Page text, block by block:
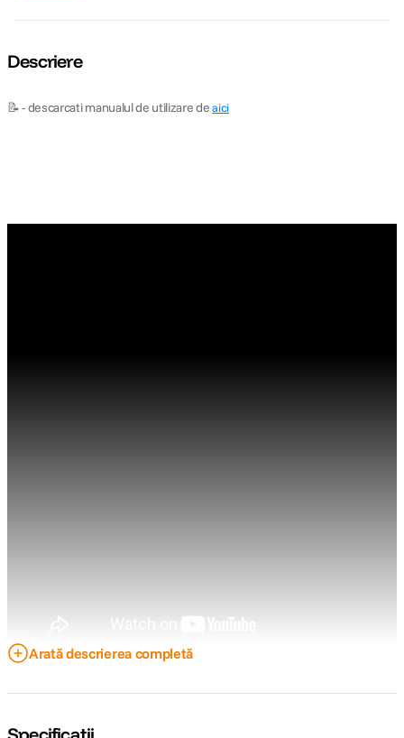
Descriere
📝 - descarcati manualul de utilizare deaici
Arată descrierea completă